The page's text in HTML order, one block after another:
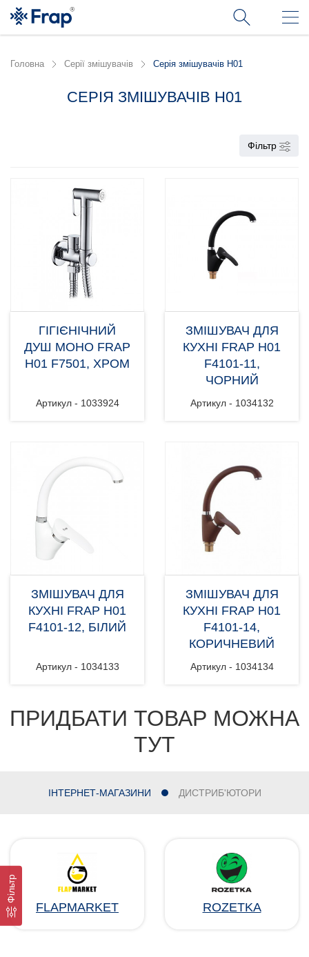
Головна Серії змішувачів Серія змішувачів H01
Фільтр
СЕРІЯ ЗМІШУВАЧІВ H01
Фільтр
ГІГІЄНІЧНИЙ
ДУШ МОНО FRAP
H01 F7501, ХРОМ
Артикул - 1033924
ЗМІШУВАЧ ДЛЯ
КУХНІ FRAP H01
F4101-11,
ЧОРНИЙ
Артикул - 1034132
ЗМІШУВАЧ ДЛЯ
КУХНІ FRAP H01
F4101-12, БІЛИЙ
Артикул - 1034133
ЗМІШУВАЧ ДЛЯ
КУХНІ FRAP H01
F4101-14,
КОРИЧНЕВИЙ
Артикул - 1034134
ПРИДБАТИ ТОВАР МОЖНА
ТУТ
ІНТЕРНЕТ-МАГАЗИНИ ДИСТРИБ'ЮТОРИ
FLAPMARKET ROZETKA